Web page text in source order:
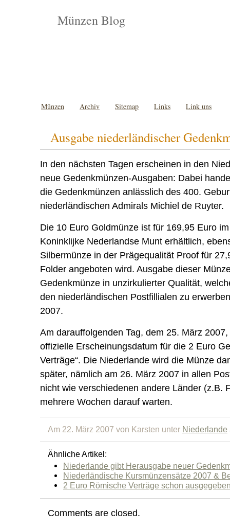
Münzen Blog
Münzen Archiv Sitemap Links Link uns
Ausgabe niederländischer
In den nächsten Tagen erscheinen in den
neue Gedenkmünzen-Ausgaben: Dabei
die Gedenkmünzen anlässlich des 400.
niederländischen Admirals Michiel de Ruyter.
Die 10 Euro Goldmünze ist für 169,95 Euro
Koninklijke Nederlandse Munt erhältlich,
Silbermünze in der Prägequalität Proof für
Folder angeboten wird. Ausgabe dieser
Gedenkmünze in unzirkulierter Qualität,
den niederländischen Postfillialen zu
2007.
Am darauffolgenden Tag, dem 25. März
offizielle Erscheinungsdatum für die 2 Euro
Verträge“. Die Niederlande wird die Münze
später, nämlich am 26. März 2007 in allen
nicht wie verschiedenen andere Länder (z.B.
mehrere Wochen darauf warten.
Am 22. März 2007 von Karsten unter Niederlande
Ähnliche Artikel:
Niederlande gibt Herausgabe neuer
Niederländische Kursmünzensätze 2007 &
2 Euro Römische Verträge schon
Comments are closed.